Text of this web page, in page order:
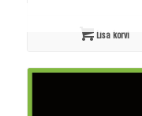
Lisa korvi